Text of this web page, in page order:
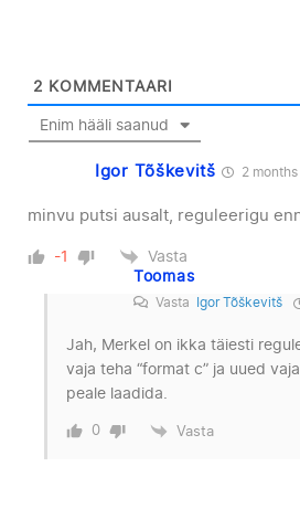
2 KOMMENTAARI
Enim hääli saanud
Igor Tõškevitš 2
minvu putsi ausalt, reguleerigu
-1
Vasta
Toomas
Vasta Igor Tõškevitš
Jah, Merkel on ikka täiesti
vaja teha “format c” ja uued
peale laadida.
0 Vasta